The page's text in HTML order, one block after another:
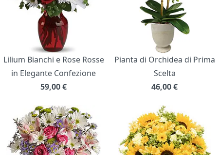
Lilium Bianchi e Rose Rosse
in Elegante Confezione
59,00€
Pianta di Orchidea di Prima
Scelta
46,00€